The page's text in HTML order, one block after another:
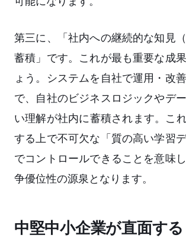
第三に、「社内への継続的な知見
蓄積」です。これが最も重要な成
ょう。システムを自社で運用・改
で、自社のビジネスロジックやデ
い理解が社内に蓄積されます。こ
する上で不可欠な「質の高い学習
でコントロールできることを意味
争優位性の源泉となります。
中堅中小企業が直面す